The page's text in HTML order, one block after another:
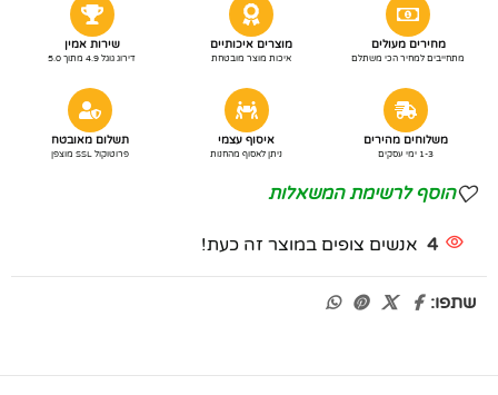
מחירים מעולים
מתחייבים למחיר הכי משתלם
מוצרים איכותיים
איכות מוצר מובטחת
שירות אמין
דירוג גוגל 4.9 מתוך 5.0
משלוחים מהירים
1-3 ימי עסקים
איסוף עצמי
ניתן לאסוף מהחנות
תשלום מאובטח
פרוטוקול SSL מוצפן
הוסף לרשימת המשאלות
4 אנשים צופים במוצר זה כעת!
שתפו: